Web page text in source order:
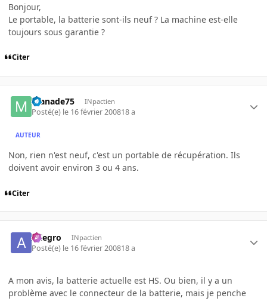
Bonjour,
Le portable, la batterie sont-ils neuf ? La machine est-elle
toujours sous garantie ?
Citer
manade75 INpactien
Posté(e) le 16 février 200818 a
AUTEUR
Non, rien n'est neuf, c'est un portable de récupération. Ils
doivent avoir environ 3 ou 4 ans.
Citer
Allegro INpactien
Posté(e) le 16 février 200818 a
A mon avis, la batterie actuelle est HS. Ou bien, il y a un
problème avec le connecteur de la batterie, mais je penche